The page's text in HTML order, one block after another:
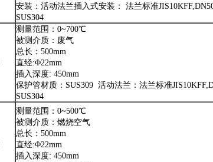
安装：活动法兰插入式安装： 法兰标准
SUS304
测量范围：0~700℃
被测介质：废气
总长：500mm
直经:Φ22mm
插入深度: 450mm
保护管材质：SUS309 活动法兰：法兰标准
SUS304
测量范围：0~500℃
被测介质：燃烧空气
总长：500mm
直经:Φ22mm
插入深度: 450mm